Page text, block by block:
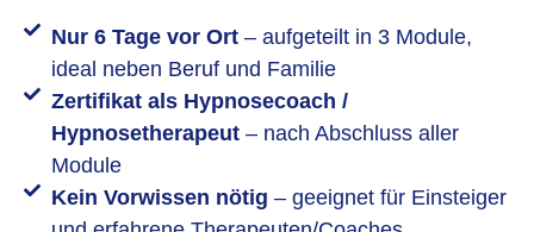
Nur 6 Tage vor Ort– aufgeteilt in 3 Module,
ideal neben Beruf und Familie
Zertifikat als Hypnosecoach /
Hypnosetherapeut– nach Abschluss aller
Module
Kein Vorwissen nötig – geeignet für Einsteiger